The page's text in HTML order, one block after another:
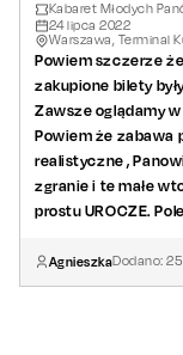
Kabaret Młodych
24lipca 2022
Warszawa, Terminal
Powiem szczerze
zakupione bilety
Zawsze oglądamy
Powiem że zabawa
realistyczne ,
zgranie i te małe
prostu UROCZE.
AgnieszkaDodano:25